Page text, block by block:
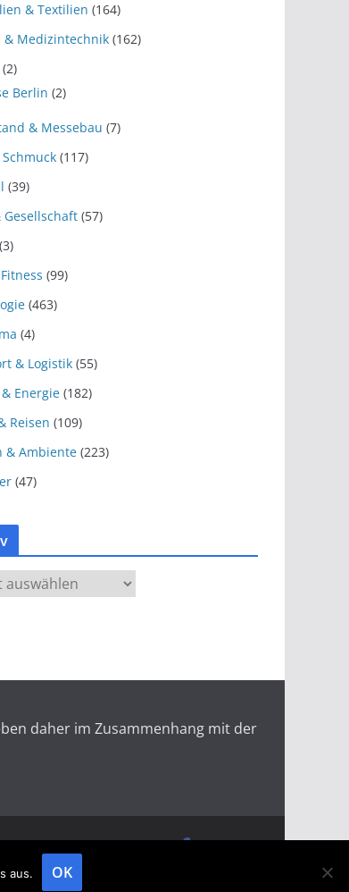
& Textilien (164)
& Medizintechnik (162)
(2)
Berlin (2)
& Messebau (7)
(117)
(39)
Gesellschaft (57)
(3)
(99)
(463)
(4)
& Logistik (55)
Energie (182)
Reisen (109)
& Ambiente (223)
(47)
daher im Zusammenhang mit der
Datenschutz
aus. OK